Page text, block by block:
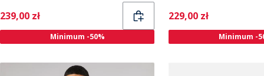
Current
239,00 zł
Minimum -50%
Current
229,00 zł
Minimum -